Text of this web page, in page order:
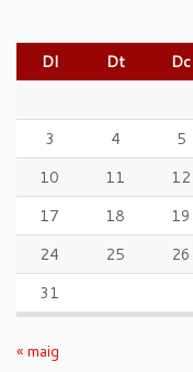
Dl Dt Dc
3
4 5
10
11 12
17
18 19
24
25 26
31
« maig